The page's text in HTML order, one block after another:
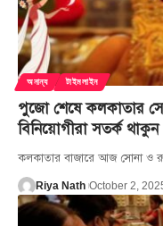
অনান্য টাইমলাইন
পুজো শেষে কলকাতার
বিনিয়োগীরা সতর্ক থাকুন
কলকাতার বাজারে আজ সোনা ও
Riya Nath October 2,